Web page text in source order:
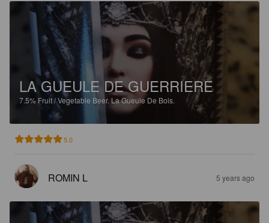
LA GUEULE DE GUERRIERE
7.5% Fruit / Vegetable Beer. La Gueule De Bois.
5.0
ROMIN L 5 years ago